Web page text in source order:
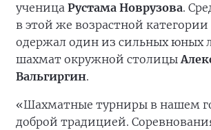
ученица Рустама Новрузова.
в этой же возрастной категории
одержал один из сильных юных
шахмат окружной столицы
Вальгиргин.
«Шахматные турниры в нашем
доброй традицией.